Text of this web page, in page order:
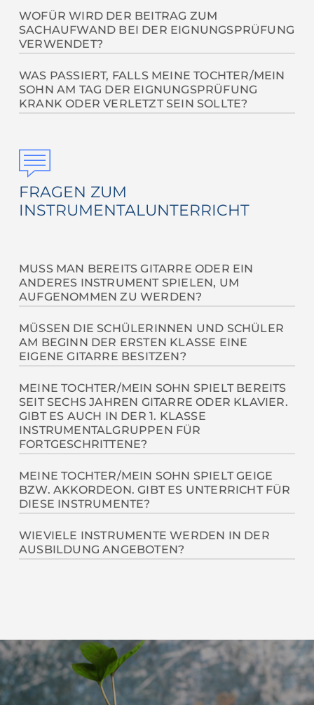
Mit Sicherheit kann man dies nicht annehmen, die
Aufnahme hängt von den Leistungen der 8.
Schulstufe und der Eignungsprüfung (die bessere
WOFÜR WIRD DER BEITRAG ZUM
SACHAUFWAND BEI DER EIGNUNGSPRÜFUNG
VERWENDET?
Mit dem Unkostenbeitrag werden die benötigten
Materialien für die Eignungsprüfung besorgt, die
Honorarkosten der Schulärztin bezahlt. Alle
Stärkung.
WAS PASSIERT, FALLS MEINE TOCHTER/MEIN
SOHN AM TAG DER EIGNUNGSPRÜFUNG
KRANK ODER VERLETZT SEIN SOLLTE?
Eignungsprüfungstag gleich am Morgen in der
Schule zu melden und den Termin abzusagen.
Sobald der Hinderungsgrund wegfällt, kann ein
neuer Termin für die Eignungsprüfung vereinbart
werden.
FRAGEN ZUM
INSTRUMENTALUNTERRICHT
MUSS MAN BEREITS GITARRE ODER EIN
ANDERES INSTRUMENT SPIELEN, UM
AUFGENOMMEN ZU WERDEN?
Nein, das gewünschte Instrument kann neu erlernt
werden.
MÜSSEN DIE SCHÜLERINNEN UND SCHÜLER
AM BEGINN DER ERSTEN KLASSE EINE
EIGENE GITARRE BESITZEN?
Zur vertiefenden Übung ist ein eigenes Instrument
unerlässlich.
MEINE TOCHTER/MEIN SOHN SPIELT BEREITS
SEIT SECHS JAHREN GITARRE ODER KLAVIER.
GIBT ES AUCH IN DER 1. KLASSE
INSTRUMENTALGRUPPEN FÜR
FORTGESCHRITTENE?
Die Einteilung in die Instrumentalgruppen erfolgt
grundsätzlich nach individueller Vorkenntnis,
schulorganisatorische Gegebenheiten. Bedingt
SchülerInnen pro Gruppe) kann es auch zu
Mischgruppen kommen.
MEINE TOCHTER/MEIN SOHN SPIELT GEIGE
BZW. AKKORDEON. GIBT ES UNTERRICHT FÜR
DIESE INSTRUMENTE?
Sollte sich eine ausreichende Zahl von Schülerinnen
und Schülern finden, so ist Unterricht in diesen
WIEVIELE INSTRUMENTE WERDEN IN DER
AUSBILDUNG ANGEBOTEN?
wählen. Ein zweites Instrument (Block- oder
Querflöte) kann ab der 3. Klasse als
Melodieinstrument gewählt werden.